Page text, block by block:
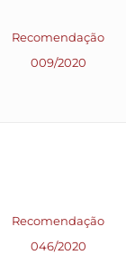
Recomendação
009/2020
Recomendação
046/2020